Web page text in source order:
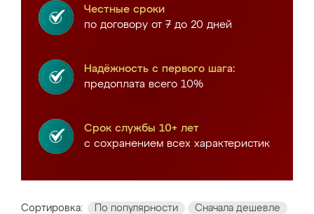
Честные сроки
по договору от 7 до 20 дней
Надёжность с первого шага:
предоплата всего 10%
Срок службы 10+ лет
с сохранением всех характеристик
Сортировка: По популярности
Сначала дешевле